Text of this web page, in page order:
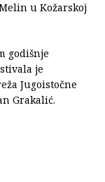
u Kožarskoj
godišnje
je
Jugoistočne
Grakalić.